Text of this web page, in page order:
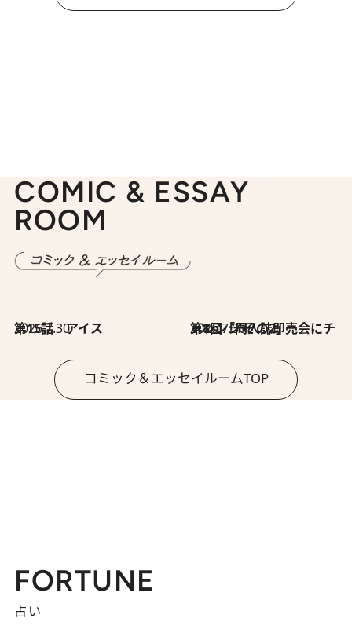
COMIC & ESSAY
ROOM
2026.7.30
第15話 アイス 2026.7.30
第8回「同人誌即売会にチャレンジ その2」
コミック＆エッセイルームTOP
FORTUNE
占い